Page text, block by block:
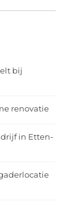
bij
renovatie
in Etten-